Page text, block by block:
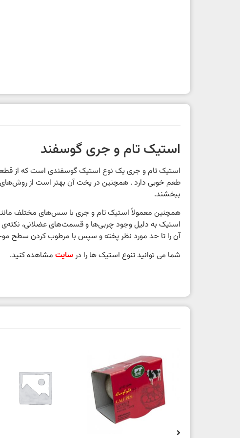
استیک تام و جری گوسفند
استیک تام و جری یک نوع استیک گوسفندی است که از
طعم خوبی دارد . همچنین در پخت آن بهتر است از
ببخشند.
همچنین معمولاً استیک تام و جری با سس‌های مختلف
استیک به دلیل وجود چربی‌ها و قسمت‌های عضلانی،
آن را تا حد مورد نظر پخته و سپس با مرطوب کردن سطح
شما می توانید تنوع استیک ها را در سایت مشاهده کنید.